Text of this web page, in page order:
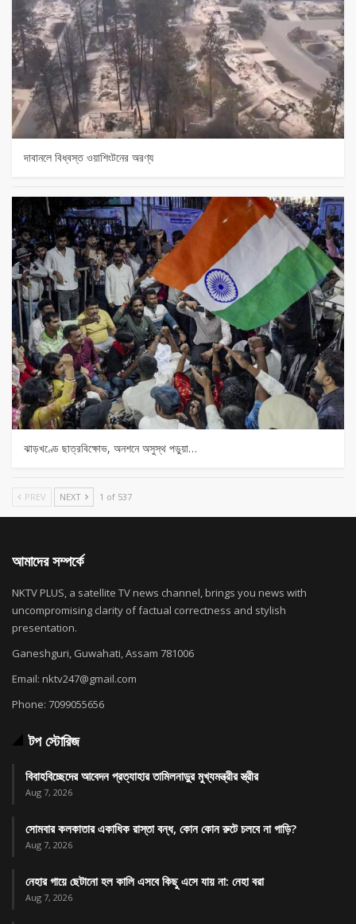
দাবানলে বিধ্বস্ত ওয়াশিংটনের অরণ্য
ঝাড়খণ্ডে ছাত্রবিক্ষোভ, অনশনে অসুস্থ পড়ুয়া…
PREV NEXT 1 of 537
আমাদের সম্পর্কে
NKTV PLUS, a satellite TV news channel, brings you news with
uncompromising clarity of factual correctness and stylish
presentation.
Ganeshguri, Guwahati, Assam 781006
Email: nktv247@gmail.com
Phone: 7099055656
টপ স্টোরিজ
বিবাহবিচ্ছেদের আবেদন প্রত্যাহার তামিলনাড়ুর মুখ্যমন্ত্রীর স্ত্রীর
Aug 7, 2026
সোমবার কলকাতার একাধিক রাস্তা বন্ধ, কোন কোন রুটে চলবে না গাড়ি?
Aug 7, 2026
নেহার গায়ে ছেটানো হল কালি এসবে কিছু এসে যায় না: নেহা বরা
Aug 7, 2026